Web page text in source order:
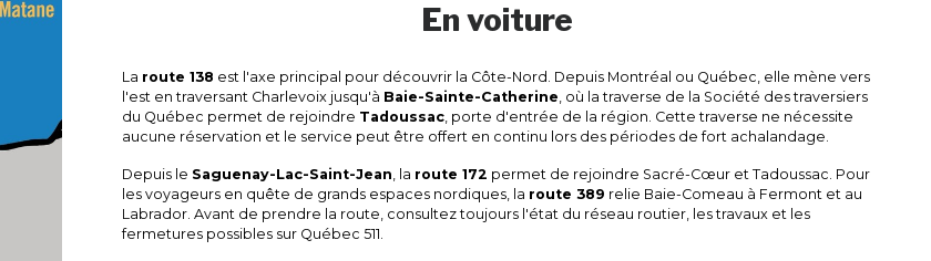
En voiture
La route 138 est l'axe principal pour découvrir la Côte-Nord. Depuis Montréal ou Québec, elle mène vers
l'est en traversant Charlevoix jusqu'à Baie-Sainte-Catherine , où la traverse de la Société des traversiers
du Québec permet de rejoindre Tadoussac, porte d'entrée de la région. Cette traverse ne nécessite
aucune réservation et le service peut être offert en continu lors des périodes de fort achalandage.
Depuis le Saguenay-Lac-Saint-Jean, la route 172 permet de rejoindre Sacré-Cœur et Tadoussac. Pour
les voyageurs en quête de grands espaces nordiques, la route 389 relie Baie-Comeau à Fermont et au
Labrador. Avant de prendre la route, consultez toujours l'état du réseau routier, les travaux et les
fermetures possibles sur Québec 511.